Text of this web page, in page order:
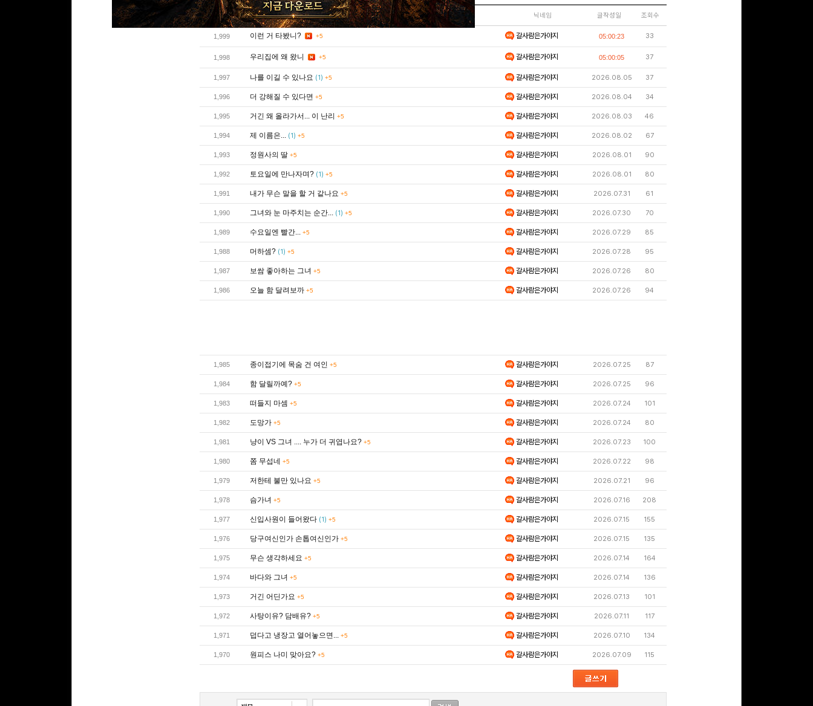
글번호 글제목 닉네임 글작성일 조회수
1,999 이런 거 타봤니? +5 갈사람은가야지 05:00:23 33
1,998 우리집에 왜 왔니 +5 갈사람은가야지 05:00:05 37
1,997 나를 이길 수 있나요 (1) +5 갈사람은가야지 2026.08.05 37
1,996 더 강해질 수 있다면 +5 갈사람은가야지 2026.08.04 34
1,995 거긴 왜 올라가서... 이 난리 +5 갈사람은가야지 2026.08.03 46
1,994 제 이름은... (1) +5 갈사람은가야지 2026.08.02 67
1,993 정원사의 딸 +5 갈사람은가야지 2026.08.01 90
1,992 토요일에 만나자며? (1) +5 갈사람은가야지 2026.08.01 80
1,991 내가 무슨 말을 할 거 같나요 +5 갈사람은가야지 2026.07.31 61
1,990 그녀와 눈 마주치는 순간... (1) +5 갈사람은가야지 2026.07.30 70
1,989 수요일엔 빨간... +5 갈사람은가야지 2026.07.29 85
1,988 머하셈? (1) +5 갈사람은가야지 2026.07.28 95
1,987 보쌈 좋아하는 그녀 +5 갈사람은가야지 2026.07.26 80
1,986 오늘 함 달려보까 +5 갈사람은가야지 2026.07.26 94
1,985 종이접기에 목숨 건 여인 +5 갈사람은가야지 2026.07.25 87
1,984 함 달릴까예? +5 갈사람은가야지 2026.07.25 96
1,983 떠들지 마셈 +5 갈사람은가야지 2026.07.24 101
1,982 도망가 +5 갈사람은가야지 2026.07.24 80
1,981 냥이 VS 그녀 .... 누가 더 귀엽나요? +5 갈사람은가야지 2026.07.23 100
1,980 쫌 무섭네 +5 갈사람은가야지 2026.07.22 98
1,979 저한테 불만 있나요 +5 갈사람은가야지 2026.07.21 96
1,978 슴가녀 +5 갈사람은가야지 2026.07.16 208
1,977 신입사원이 들어왔다 (1) +5 갈사람은가야지 2026.07.15 155
1,976 당구여신인가 손톱여신인가 +5 갈사람은가야지 2026.07.15 135
1,975 무슨 생각하세요 +5 갈사람은가야지 2026.07.14 164
1,974 바다와 그녀 +5 갈사람은가야지 2026.07.14 136
1,973 거긴 어딘가요 +5 갈사람은가야지 2026.07.13 101
1,972 사탕이유? 담배유? +5 갈사람은가야지 2026.07.11 117
1,971 덥다고 냉장고 열어놓으면... +5 갈사람은가야지 2026.07.10 134
1,970 원피스 나미 맞아요? +5 갈사람은가야지 2026.07.09 115